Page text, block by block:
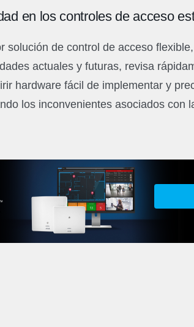
en los controles de acceso
solución de control de acceso
actuales y futuras, revisa
hardware fácil de implementar y
los inconvenientes asociados con